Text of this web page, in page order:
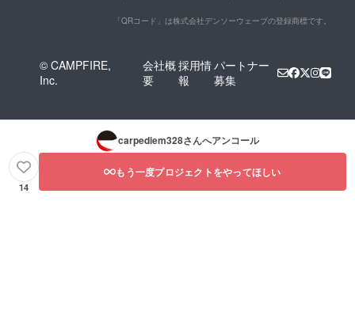
「QRコード」は株式会社デンソーウェーブの登録商標です。
© CAMPFIRE,
Inc.
会社概
要
採用情
報
パートナー
募集
carpediem328さんへアンコール
14
もう一度プロジェクトをやってほしい